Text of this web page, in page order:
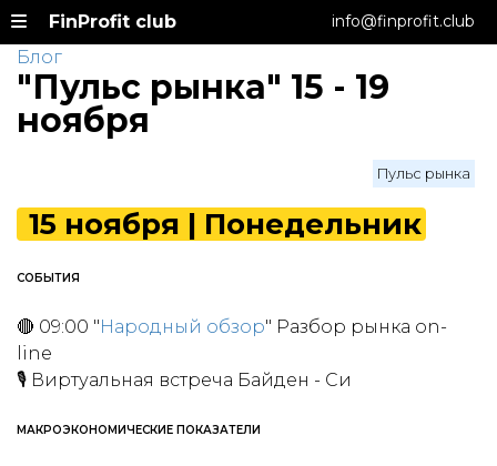
FinProfit club info@finprofit.club
Блог
"Пульс рынка" 15 - 19
ноября
Пульс рынка
15 ноября | Понедельник
СОБЫТИЯ
🔴 09:00 "Народный обзор" Разбор рынка on-
line
🎙 Виртуальная встреча Байден - Си
МАКРОЭКОНОМИЧЕСКИЕ ПОКАЗАТЕЛИ